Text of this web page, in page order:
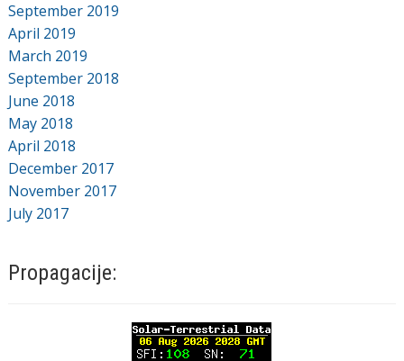
September 2019
April 2019
March 2019
September 2018
June 2018
May 2018
April 2018
December 2017
November 2017
July 2017
Propagacije: